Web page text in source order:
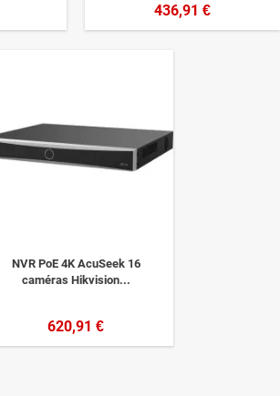
436,91 €
NVR PoE 4K AcuSeek 16
caméras Hikvision...
620,91 €